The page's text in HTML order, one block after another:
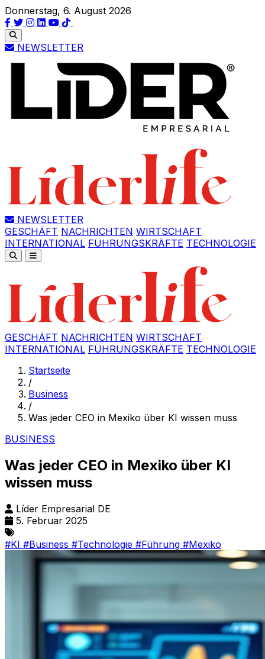
Donnerstag, 6. August 2026
NEWSLETTER
NEWSLETTER
GESCHÄFT NACHRICHTEN WIRTSCHAFT
INTERNATIONAL FÜHRUNGSKRÄFTE TECHNOLOGIE
GESCHÄFT NACHRICHTEN WIRTSCHAFT
INTERNATIONAL FÜHRUNGSKRÄFTE TECHNOLOGIE
Startseite
/
Business
/
Was jeder CEO in Mexiko über KI wissen muss
BUSINESS
Was jeder CEO in Mexiko über KI
wissen muss
Líder Empresarial DE
5. Februar 2025
#KI #Business #Technologie #Führung #Mexiko